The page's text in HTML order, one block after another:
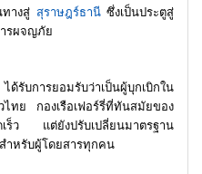
ทางสู่ สุราษฎร์ธานีซึ่งเป็นประตูสู่
ารผจญภัย
รับการยอมรับว่าเป็นผู้บุกเบิกใน
ไทย กองเรือเฟอร์รี่ที่ทันสมัยของ
ดเร็ว แต่ยังปรับเปลี่ยนมาตรฐาน
ำหรับผู้โดยสารทุกคน